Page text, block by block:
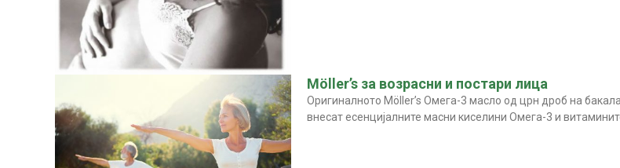
Möller’s за возрасни и постари лица
Оригиналното Möller’s Омега-3 масло од црн дроб на
внесат есенцијалните масни киселини Омега-3 и